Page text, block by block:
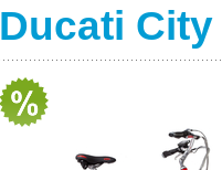
Ducati